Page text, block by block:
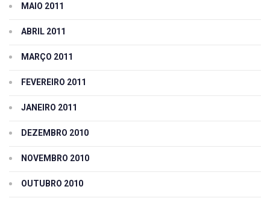
MAIO 2011
ABRIL 2011
MARÇO 2011
FEVEREIRO 2011
JANEIRO 2011
DEZEMBRO 2010
NOVEMBRO 2010
OUTUBRO 2010